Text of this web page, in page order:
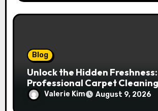
Blog
Unlock the Hidden
Professional Carpet
Kansas City Transforms More
Just Your Floors
Valerie Kim August 9, 2026